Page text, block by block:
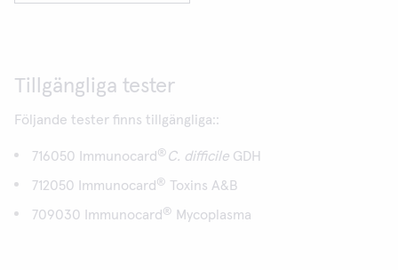
Tillgängliga tester
Följande tester finns tillgängliga::
716050 Immunocard ® C. difficile GDH
712050 Immunocard ® Toxins A&B
709030 Immunocard ® Mycoplasma